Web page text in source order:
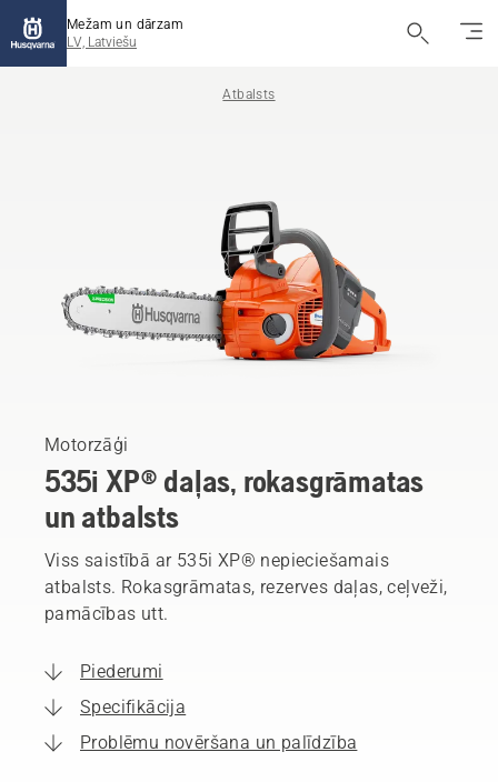
Mežam un dārzam
LV, Latviešu
Atbalsts
Motorzāģi
535i XP® daļas, rokasgrāmatas
un atbalsts
Viss saistībā ar 535i XP® nepieciešamais
atbalsts. Rokasgrāmatas, rezerves daļas, ceļveži,
pamācības utt.
Piederumi
Specifikācija
Problēmu novēršana un palīdzība